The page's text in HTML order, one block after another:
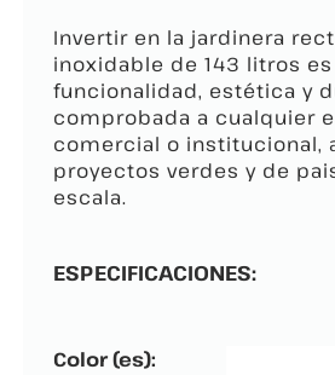
Invertir en la jardinera
inoxidable de 143 litros
funcionalidad, estética y
comprobada a cualquier
comercial o institucional,
proyectos verdes y de
escala.
ESPECIFICACIONES:
Color (es):